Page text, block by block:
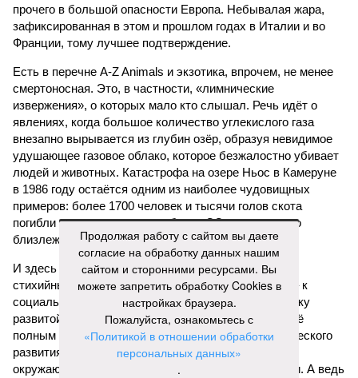
прочего в большой опасности Европа. Небывалая жара,
зафиксированная в этом и прошлом годах в Италии и во
Франции, тому лучшее подтверждение.
Есть в перечне A-Z Animals и экзотика, впрочем, не менее
смертоносная. Это, в частности, «лимнические
извержения», о которых мало кто слышал. Речь идёт о
явлениях, когда большое количество углекислого газа
внезапно вырывается из глубин озёр, образуя невидимое
удушающее газовое облако, которое безжалостно убивает
людей и животных. Катастрофа на озере Ньос в Камеруне
в 1986 году остаётся одним из наиболее чудовищных
примеров: более 1700 человек и тысячи голов скота
погибли из-за внезапного выброса CO₂, накрывшего
близлежащие деревни.
И здесь мы плавно подходим к тому, чем все эти
стихийные бедствия могут закончиться. А именно – к
социальному коллапсу, то есть фактическому упадку
развитой цивилизации, зачастую с последующим её
полным уничтожением. Среди причин такого трагического
развития событий учёные называют деградацию
окружающей среды, истощение ресурсов и болезни. А ведь
Продолжая работу с сайтом вы даете
согласие на обработку данных нашим
сайтом и сторонними ресурсами. Вы
можете запретить обработку Cookies в
настройках браузера.
Пожалуйста, ознакомьтесь с
«Политикой в отношении обработки
персональных данных»
.